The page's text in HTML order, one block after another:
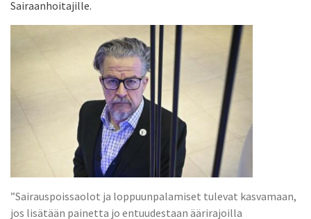
Sairaanhoitajille.
”Sairauspoissaolot ja loppuunpalamiset tulevat kasvamaan,
jos lisätään painetta jo entuudestaan äärirajoilla